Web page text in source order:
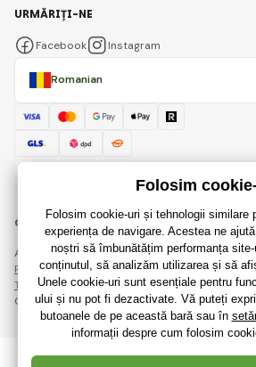
Romanian
URMĂRIȚI-NE
Facebook Instagram
© 2018 - 2026 RaiJucării.ro, Toate drepturile
Această pagină este protejată prin
Regulile de protecție a datelor personale
Termeni și condiții.
Crearea de magazine online eficiente de la